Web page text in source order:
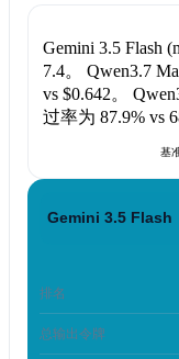
Gemini 3.5 Flash
7.4。 Qwen3.7
vs $0.642。
过率为 87.9%vs
基
Gemini 3.5 Flash
排名
总输出令牌